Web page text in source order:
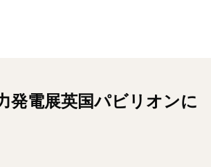
発電展英国パビリオンに